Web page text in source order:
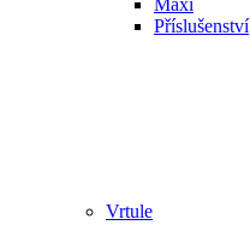
Maxi
Příslušenství
Vrtule